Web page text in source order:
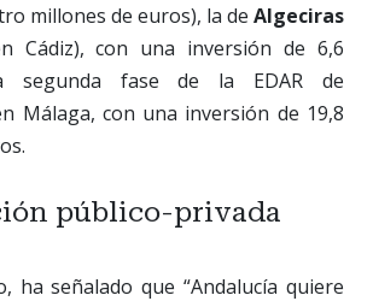
millones de euros), la de Algeciras
Cádiz), con una inversión de 6,6
segunda fase de la EDAR de
Málaga, con una inversión de 19,8
público-privada
ha señalado que “Andalucía quiere